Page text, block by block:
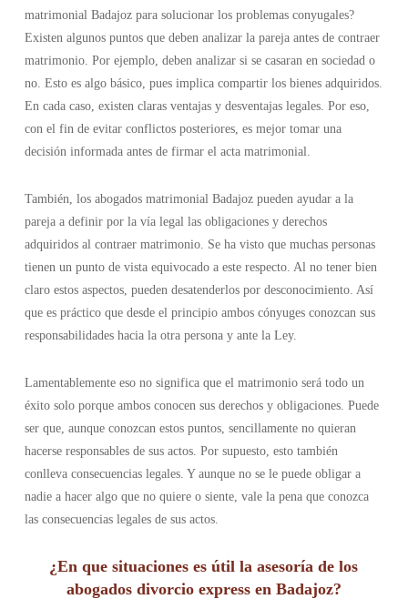
matrimonial Badajoz para solucionar los problemas conyugales?
Existen algunos puntos que deben analizar la pareja antes de contraer
matrimonio. Por ejemplo, deben analizar si se casaran en sociedad o
no. Esto es algo básico, pues implica compartir los bienes adquiridos.
En cada caso, existen claras ventajas y desventajas legales. Por eso,
con el fin de evitar conflictos posteriores, es mejor tomar una
decisión informada antes de firmar el acta matrimonial.
También, los abogados matrimonial Badajoz pueden ayudar a la
pareja a definir por la vía legal las obligaciones y derechos
adquiridos al contraer matrimonio. Se ha visto que muchas personas
tienen un punto de vista equivocado a este respecto. Al no tener bien
claro estos aspectos, pueden desatenderlos por desconocimiento. Así
que es práctico que desde el principio ambos cónyuges conozcan sus
responsabilidades hacia la otra persona y ante la Ley.
Lamentablemente eso no significa que el matrimonio será todo un
éxito solo porque ambos conocen sus derechos y obligaciones. Puede
ser que, aunque conozcan estos puntos, sencillamente no quieran
hacerse responsables de sus actos. Por supuesto, esto también
conlleva consecuencias legales. Y aunque no se le puede obligar a
nadie a hacer algo que no quiere o siente, vale la pena que conozca
las consecuencias legales de sus actos.
¿En que situaciones es útil la asesoría de los
abogados divorcio express en Badajoz?